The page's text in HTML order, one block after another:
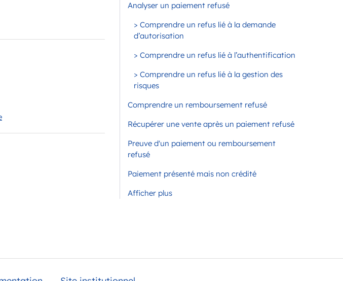
Analyser un paiement refusé
> Comprendre un refus lié à la demande
d’autorisation
> Comprendre un refus lié à l’authentification
> Comprendre un refus lié à la gestion des
risques
Comprendre un remboursement refusé
Récupérer une vente après un paiement refusé
Preuve d'un paiement ou remboursement
refusé
Paiement présenté mais non crédité
Afficher plus